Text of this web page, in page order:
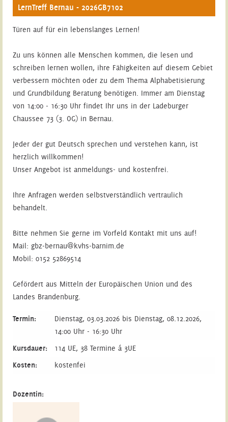
LernTreff Bernau - 2026GB7102
Türen auf für ein lebenslanges Lernen!
Zu uns können alle Menschen kommen, die lesen und
schreiben lernen wollen, ihre Fähigkeiten auf diesem Gebiet
verbessern möchten oder zu dem Thema Alphabetisierung
und Grundbildung Beratung benötigen. Immer am Dienstag
von 14:00 - 16:30 Uhr findet Ihr uns in der Ladeburger
Chaussee 73 (3. OG) in Bernau.
Jeder der gut Deutsch sprechen und verstehen kann, ist
herzlich willkommen!
Unser Angebot ist anmeldungs- und kostenfrei.
Ihre Anfragen werden selbstverständlich vertraulich
behandelt.
Bitte nehmen Sie gerne im Vorfeld Kontakt mit uns auf!
Mail: gbz-bernau@kvhs-barnim.de
Mobil: 0152 52869514
Gefördert aus Mitteln der Europäischen Union und des
Landes Brandenburg.
Termin:
Dienstag, 03.03.2026 bis Dienstag, 08.12.2026,
14:00 Uhr - 16:30 Uhr
Kursdauer:
114 UE, 38 Termine á 3UE
Kosten:
kostenfei
Dozentin: